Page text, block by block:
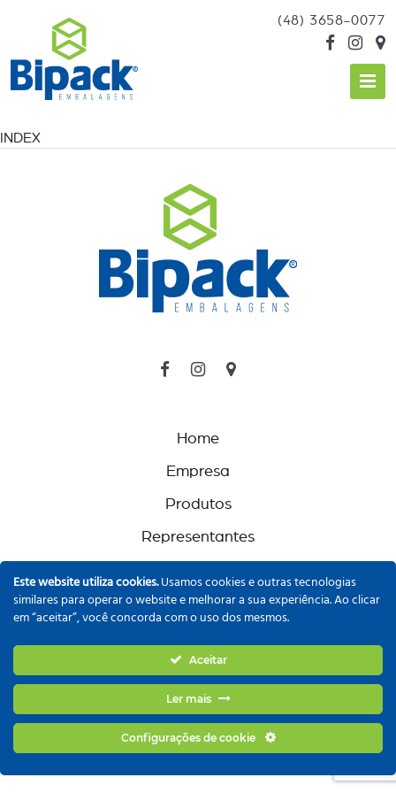
(48) 3658-0077
INDEX
Home
Empresa
Produtos
Representantes
Contato
© 2026 - Todos os Direitos Reservados |
Privacidade| Feito com por@checenci
Este website utiliza cookies.Usamos cookies e outras tecnologias
similares para operar o website e melhorar a sua experiência. Ao clicar
em “aceitar”, você concorda com o uso dos mesmos.
Aceitar
Ler mais
Configurações de cookie